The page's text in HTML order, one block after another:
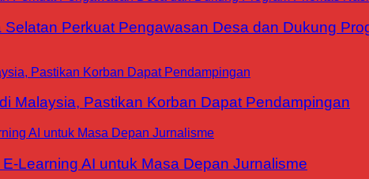
Perkuat Pengawasan Desa dan Dukung
Malaysia, Pastikan Korban Dapat Pendampingan
Learning AI untuk Masa Depan Jurnalisme